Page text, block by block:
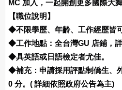
MC 加入，一起開創更多國際大
【職位說明】
◆不限學歷、年齡、工作經歷皆
◆工作地點：全台灣GU 店鋪，詳
◆具英語或日語檢定者尤佳。
◆補充：申請採用評點制僑生、
0 分。( 詳細依照政府公告為主)